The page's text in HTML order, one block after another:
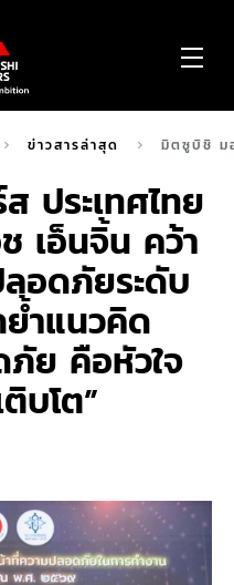
ข่าวสารล่าสุด มิตซูบิชิ ม
ประเทศไทย
เอ็นจิ้น คว้า
อดภัยระดับ
ำแนวคิด
ย คือหัวใจ
บโต”